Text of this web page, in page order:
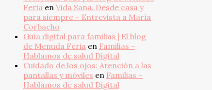
Feria en Vida Sana. Desde casa y
para siempre – Entrevista a María
Corbacho
Guía digital para familias | El blog
de Menuda Feria en Familias –
Hablamos de salud Digital
Cuidado de los ojos: Atención a las
pantallas y móviles en Familias –
Hablamos de salud Digital